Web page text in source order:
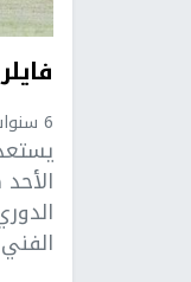
6 سنوات، 6 أشهر ago